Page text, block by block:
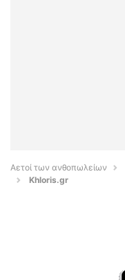
Αετοί των ανθοπωλείων
Khloris.gr